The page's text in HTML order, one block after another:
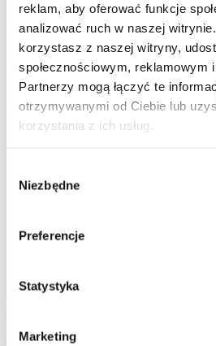
reklam, aby oferować funkcje
analizować ruch w naszej witrynie.
korzystasz z naszej witryny,
społecznościowym, reklamowym
Partnerzy mogą łączyć te
otrzymywanymi od Ciebie lub
korzystania z ich usług.
zgody
Niezbędne
Preferencje
Statystyka
Marketing